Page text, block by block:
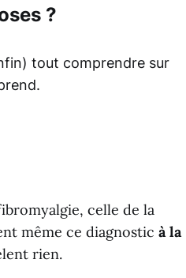
?
tout comprendre sur
celle de la
même ce diagnostic à la
rien.